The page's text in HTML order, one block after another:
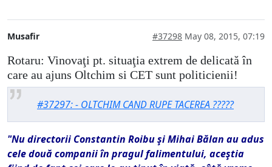
Musafir #37298 May 08, 2015, 07:19
Rotaru: Vinovaţi pt. situaţia extrem de delicată în
care au ajuns Oltchim si CET sunt politicienii!
#37297: - OLTCHIM CAND RUPE TACEREA ?????
"Nu directorii Constantin Roibu şi Mihai Bălan au adus
cele două companii în pragul falimentului, aceştia